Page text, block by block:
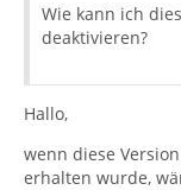
Wie kann ich
deaktivieren?
Hallo,
wenn diese
erhalten wurde,